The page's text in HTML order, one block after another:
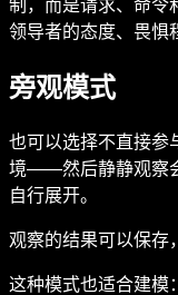
制，而是请求、命令
领导者的态度、畏惧
旁观模式
也可以选择不直接参
境——然后静静观察
自行展开。
观察的结果可以保存
这种模式也适合建模